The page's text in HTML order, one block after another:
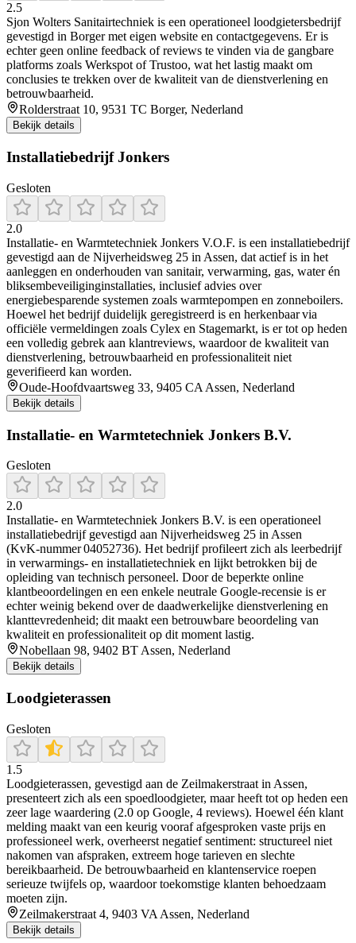
2.5
Sjon Wolters Sanitairtechniek is een operationeel loodgietersbedrijf
gevestigd in Borger met eigen website en contactgegevens. Er is
echter geen online feedback of reviews te vinden via de gangbare
platforms zoals Werkspot of Trustoo, wat het lastig maakt om
conclusies te trekken over de kwaliteit van de dienstverlening en
betrouwbaarheid.
Rolderstraat 10, 9531 TC Borger, Nederland
Bekijk details
Installatiebedrijf Jonkers
Gesloten
2.0
Installatie- en Warmtetechniek Jonkers V.O.F. is een installatiebedrijf
gevestigd aan de Nijverheidsweg 25 in Assen, dat actief is in het
aanleggen en onderhouden van sanitair, verwarming, gas, water én
bliksembeveiliginginstallaties, inclusief advies over
energiebesparende systemen zoals warmtepompen en zonneboilers.
Hoewel het bedrijf duidelijk geregistreerd is en herkenbaar via
officiële vermeldingen zoals Cylex en Stagemarkt, is er tot op heden
een volledig gebrek aan klantreviews, waardoor de kwaliteit van
dienstverlening, betrouwbaarheid en professionaliteit niet
geverifieerd kan worden.
Oude-Hoofdvaartsweg 33, 9405 CA Assen, Nederland
Bekijk details
Installatie- en Warmtetechniek Jonkers B.V.
Gesloten
2.0
Installatie- en Warmtetechniek Jonkers B.V. is een operationeel
installatiebedrijf gevestigd aan Nijverheidsweg 25 in Assen
(KvK‑nummer 04052736). Het bedrijf profileert zich als leerbedrijf
in verwarmings- en installatie­techniek en lijkt betrokken bij de
opleiding van technisch personeel. Door de beperkte online
klantbeoordelingen en een enkele neutrale Google-recensie is er
echter weinig bekend over de daadwerkelijke dienstverlening en
klanttevredenheid; dit maakt een betrouwbare beoordeling van
kwaliteit en professionaliteit op dit moment lastig.
Nobellaan 98, 9402 BT Assen, Nederland
Bekijk details
Loodgieterassen
Gesloten
1.5
Loodgieterassen, gevestigd aan de Zeilmakerstraat in Assen,
presenteert zich als een spoedloodgieter, maar heeft tot op heden een
zeer lage waardering (2.0 op Google, 4 reviews). Hoewel één klant
melding maakt van een keurig vooraf afgesproken vaste prijs en
professioneel werk, overheerst negatief sentiment: structureel niet
nakomen van afspraken, extreem hoge tarieven en slechte
bereikbaarheid. De betrouwbaarheid en klantenservice roepen
serieuze twijfels op, waardoor toekomstige klanten behoedzaam
moeten zijn.
Zeilmakerstraat 4, 9403 VA Assen, Nederland
Bekijk details